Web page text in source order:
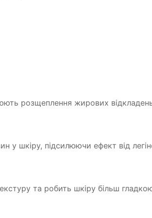
розщеплення жирових
у шкіру, підсилюючи ефект від
та робить шкіру більш